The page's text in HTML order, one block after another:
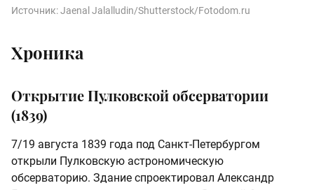
Источник:Jaenal Jalalludin/Shutterstock/Fotodom.ru
Хроника
Открытие Пулковской обсерватории
(1839)
7/19 августа 1839 года под Санкт-Петербургом
открыли Пулковскую астрономическую
обсерваторию. Здание спроектировал Александр